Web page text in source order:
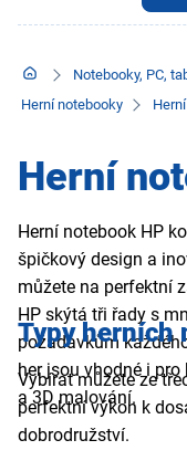
Notebooky, PC,
Herní notebooky
Herní
Herní notebook HP
špičkový design a
můžete na perfektní
HP skýtá tři řady s
požadavkům
her jsou vhodné i
a 3D malování.
Typy herních
Vybírat můžete ze
perfektní výkon k
dobrodružství.